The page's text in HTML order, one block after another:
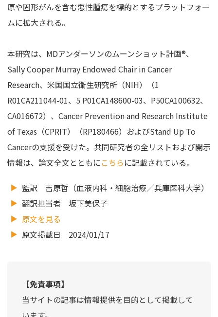
原や固形がんを含む悪性腫瘍を標的とするプラットフォー
ムに拡大される。
本研究は、MDアンダーソンのムーンショット計画®、
Sally Cooper Murray Endowed Chair in Cancer
Research、米国国立衛生研究所（NIH）（1
R01CA211044-01、5 P01CA148600-03、P50CA100632、
CA016672）、Cancer Prevention and Research Institute
of Texas（CPRIT）（RP180466）およびStand Up To
Cancerの支援を受けた。共同研究者の全リストおよび開示
情報は、論文全文とともにこちらに記載されている。
監訳 吉原哲（血液内科・細胞治療／兵庫医科大学）
翻訳担当者 坂下美保子
原文を見る
原文掲載日 2024/01/17
【免責事項】
当サイトの記事は情報提供を目的として掲載して